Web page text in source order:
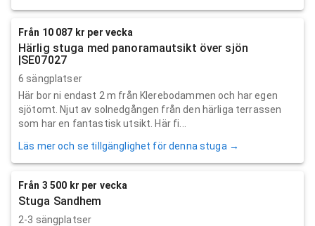
Från 10 087 kr per vecka
Härlig stuga med panoramautsikt över sjön
|SE07027
6 sängplatser
Här bor ni endast 2 m från Klerebodammen och har egen
sjötomt. Njut av solnedgången från den härliga terrassen
som har en fantastisk utsikt. Här fi...
Läs mer och se tillgänglighet för denna stuga →
Från 3 500 kr per vecka
Stuga Sandhem
2-3 sängplatser